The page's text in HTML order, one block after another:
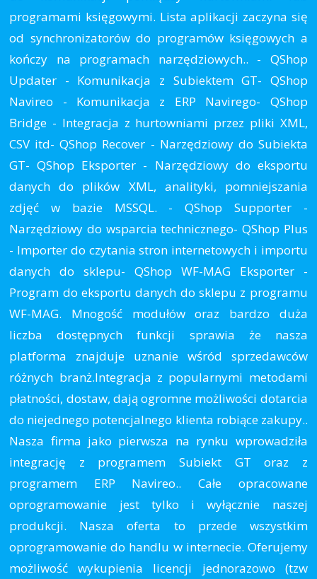
programami księgowymi. Lista aplikacji zaczyna się
od synchronizatorów do programów księgowych a
kończy na programach narzędziowych.. - QShop
Updater - Komunikacja z Subiektem GT- QShop
Navireo - Komunikacja z ERP Navirego- QShop
Bridge - Integracja z hurtowniami przez pliki XML,
CSV itd- QShop Recover - Narzędziowy do Subiekta
GT- QShop Eksporter - Narzędziowy do eksportu
danych do plików XML, analityki, pomniejszania
zdjęć w bazie MSSQL. - QShop Supporter -
Narzędziowy do wsparcia technicznego- QShop Plus
- Importer do czytania stron internetowych i importu
danych do sklepu- QShop WF-MAG Eksporter -
Program do eksportu danych do sklepu z programu
WF-MAG. Mnogość modułów oraz bardzo duża
liczba dostępnych funkcji sprawia że nasza
platforma znajduje uznanie wśród sprzedawców
różnych branż.Integracja z popularnymi metodami
płatności, dostaw, dają ogromne możliwości dotarcia
do niejednego potencjalnego klienta robiące zakupy..
Nasza firma jako pierwsza na rynku wprowadziła
integrację z programem Subiekt GT oraz z
programem ERP Navireo.. Całe opracowane
oprogramowanie jest tylko i wyłącznie naszej
produkcji. Nasza oferta to przede wszystkim
oprogramowanie do handlu w internecie. Oferujemy
możliwość wykupienia licencji jednorazowo (tzw